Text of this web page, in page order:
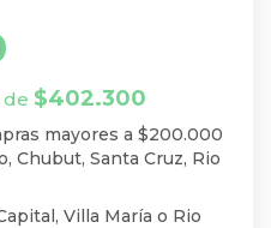
de $402.300
mayores a $200.000
Chubut, Santa Cruz, Rio
Villa María o Rio